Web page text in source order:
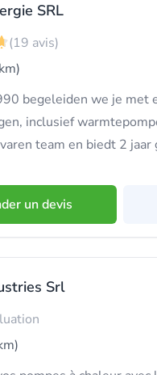
SRL
(19 avis)
begeleiden we je met
inclusief
team en biedt 2 jaar
un devis
Srl